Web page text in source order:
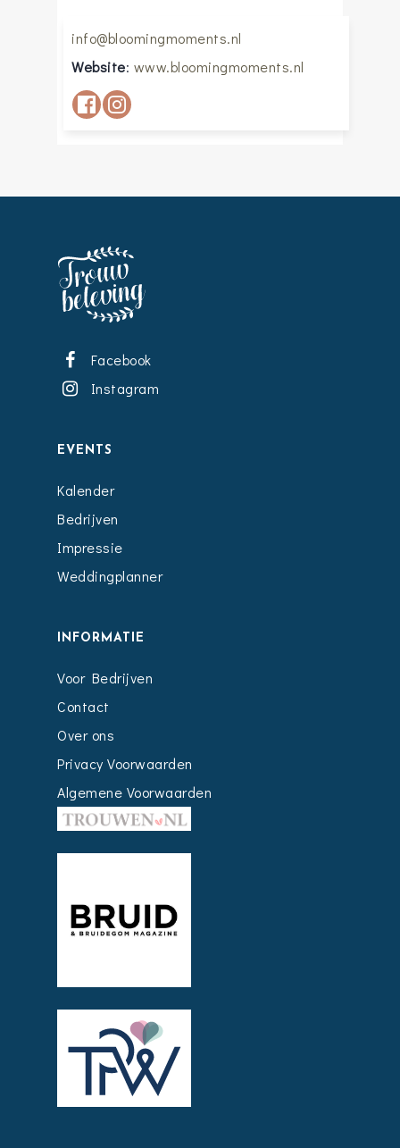
info@bloomingmoments.nl
Website: www.bloomingmoments.nl
Facebook
Instagram
EVENTS
Kalender
Bedrijven
Impressie
Weddingplanner
INFORMATIE
Voor Bedrijven
Contact
Over ons
Privacy Voorwaarden
Algemene Voorwaarden